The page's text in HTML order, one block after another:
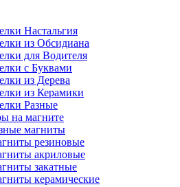
Настальгия
из Обсидиана
для Водителя
с Буквами
из Дерева
из Керамики
Разные
на магните
магниты
резиновые
акриловые
закатные
керамические